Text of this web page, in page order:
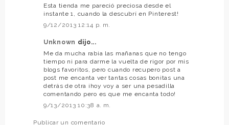
Esta tienda me pareció preciosa desde el
instante 1, cuando la descubrí en Pinterest!
9/12/2013 12:14 p. m.
Unknown dijo...
Me da mucha rabia las mañanas que no tengo
tiempo ni para darme la vuelta de rigor por mis
blogs favoritos, pero cuando recupero post a
post me encanta ver tantas cosas bonitas una
detrás de otra ¡hoy voy a ser una pesadilla
comentando pero es que me encanta todo!
9/13/2013 10:38 a. m.
Publicar un comentario